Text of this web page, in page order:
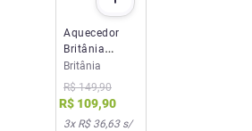
Aquecedor
Britânia
AB1100N 2
em 1 1500W
Branco 127V
Britânia
R$ 149,90
R$ 109,90
3x R$ 36,63s/